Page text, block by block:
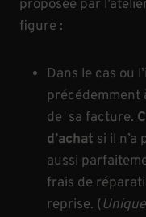
r
s
o
n
v
i
o
proposée par
figure :
Dans le cas ou
précédemment
de sa facture.
d’achat si il n’a
aussi
frais de
reprise. (